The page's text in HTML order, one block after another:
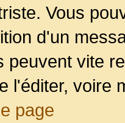
Vous
d'un
peuvent vite
l'éditer, voire
page